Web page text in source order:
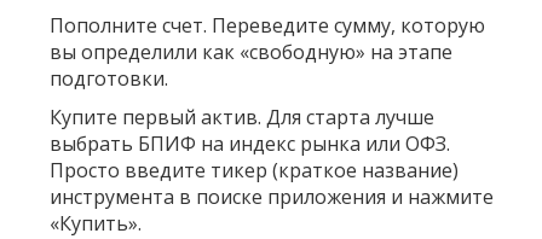
Пополните счет. Переведите сумму, которую
вы определили как «свободную» на этапе
подготовки.
Купите первый актив. Для старта лучше
выбрать БПИФ на индекс рынка или ОФЗ.
Просто введите тикер (краткое название)
инструмента в поиске приложения и нажмите
«Купить».